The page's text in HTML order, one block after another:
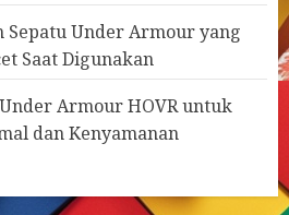
Under Armour yang
Saat Digunakan
Armour HOVR untuk
dan Kenyamanan